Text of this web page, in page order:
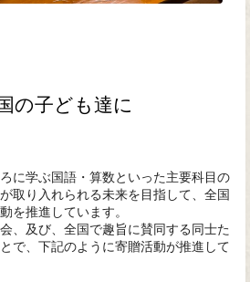
の子ども達に
に学ぶ国語・算数といった主要科目の
取り入れられる未来を目指して、全国
を推進しています。
、及び、全国で趣旨に賛同する同士た
で、下記のように寄贈活動が推進して